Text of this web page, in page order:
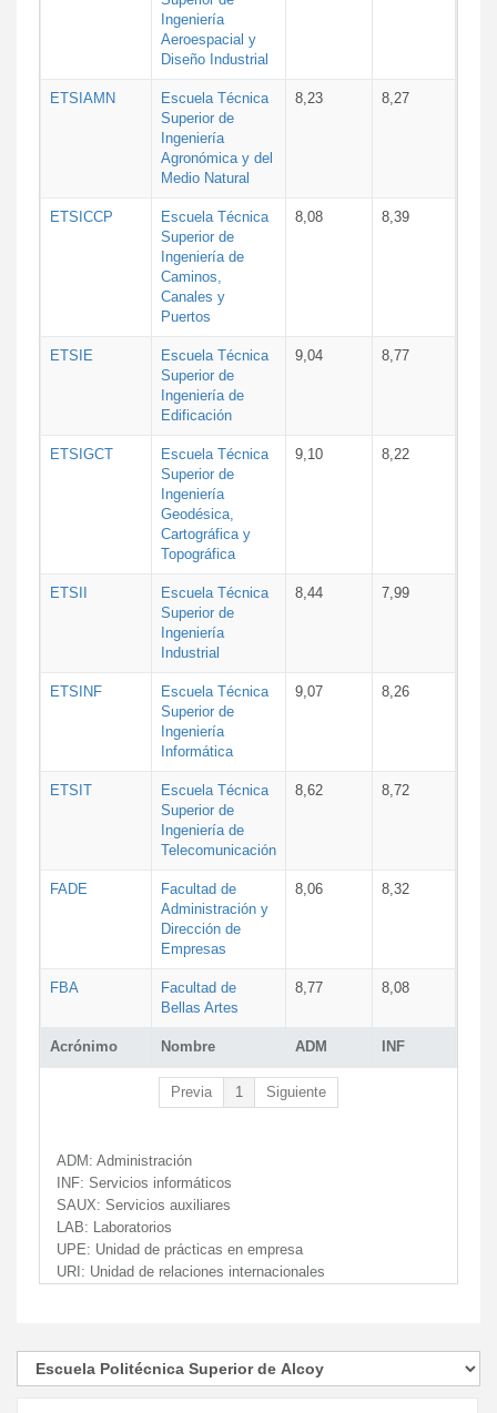
Acrónimo Nombre ADM INF
Ingeniería
Aeroespacial y
Diseño Industrial
ETSIAMN
Escuela Técnica
Superior de
Ingeniería
Agronómica y del
Medio Natural
8,23 8,27
ETSICCP
Escuela Técnica
Superior de
Ingeniería de
Caminos,
Canales y
Puertos
8,08 8,39
ETSIE
Escuela Técnica
Superior de
Ingeniería de
Edificación
9,04 8,77
ETSIGCT
Escuela Técnica
Superior de
Ingeniería
Geodésica,
Cartográfica y
Topográfica
9,10 8,22
ETSII
Escuela Técnica
Superior de
Ingeniería
Industrial
8,44 7,99
ETSINF
Escuela Técnica
Superior de
Ingeniería
Informática
9,07 8,26
ETSIT
Escuela Técnica
Superior de
Ingeniería de
Telecomunicación
8,62 8,72
FADE
Facultad de
Administración y
Dirección de
Empresas
8,06 8,32
FBA
Facultad de
Bellas Artes
8,77 8,08
Previa 1 Siguiente
ADM: Administración
INF: Servicios informáticos
SAUX: Servicios auxiliares
LAB: Laboratorios
UPE: Unidad de prácticas en empresa
URI: Unidad de relaciones internacionales